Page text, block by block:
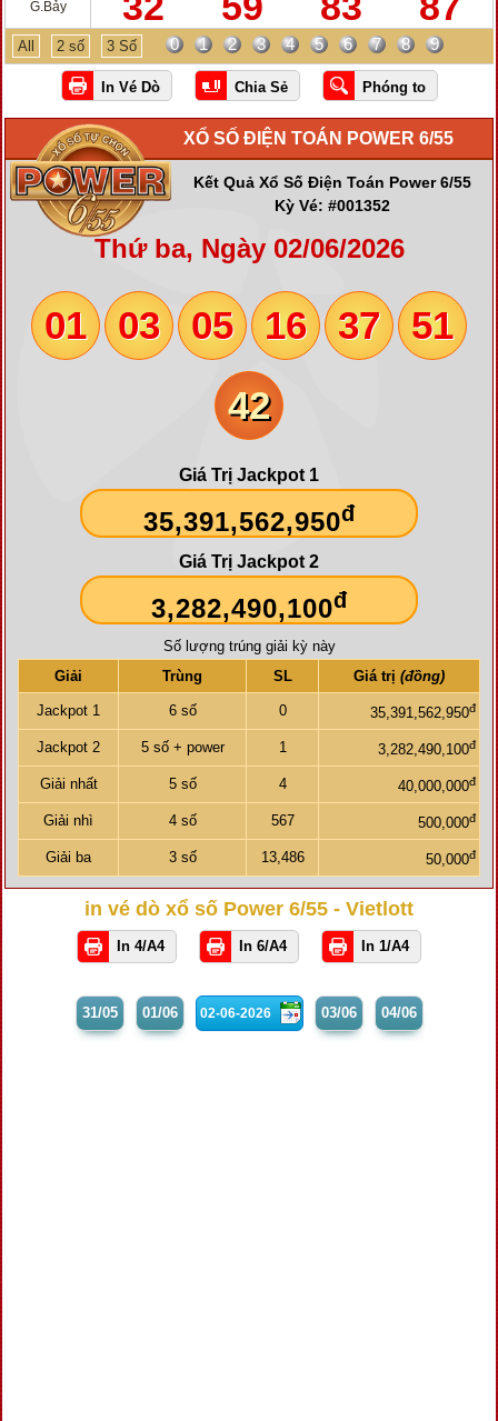
G.Bảy
All 2 số 3 Số 0 1 2 3 4 5 6 7 8 9
XỔ SỐ ĐIỆN TOÁN POWER 6/55
Kết Quả Xổ Số Điện Toán Power 6/55
Kỳ Vé: #001352
Thứ ba, Ngày 02/06/2026
01 03 05 16 37
51
42
Giá Trị Jackpot 1
35,391,562,950đ
Giá Trị Jackpot 2
3,282,490,100đ
Số lượng trúng giải kỳ này
Giải
Trùng SL Giá trị (đồng)
Jackpot 1 6 số 0 35,391,562,950đ
Jackpot 2 5 số + power 1 3,282,490,100đ
Giải nhất 5 số 4 40,000,000đ
Giải nhì 4 số 567 500,000đ
Giải ba 3 số 13,486 50,000đ
in vé dò xổ số Power 6/55 - Vietlott
In 4/A4 In 6/A4 In 1/A4
31/05 01/06 03/06 04/06